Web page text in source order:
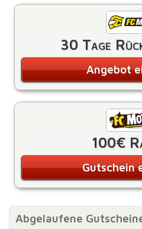
30 Tage
Angebot
100€
Gutschein
Abgelaufene